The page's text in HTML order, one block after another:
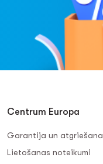
Centrum Europa
Garantija un atgriešana
Lietošanas noteikumi